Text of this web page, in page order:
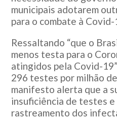
municipais adotarem
para o combate à Covid-
Ressaltando “que o
menos testa para o
atingidos pela Covid-
296 testes por milhão
manifesto alerta que a
insuficiência de testes
rastreamento dos